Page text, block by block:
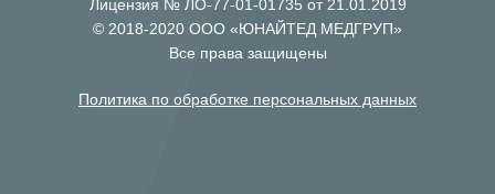
Лицензия № ЛО-77-01-01735 от 21.01.2019
© 2018-2020 ООО «ЮНАЙТЕД МЕДГРУП»
Все права защищены
Политика по обработке персональных данных